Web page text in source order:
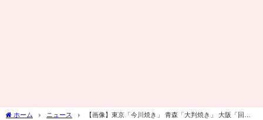
ホーム ニュース
【画像】東京「今川焼き」 青森「大判焼き」 大阪「回転